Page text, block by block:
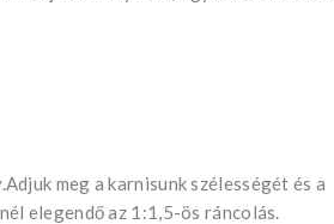
meg a karnisunk szélességét és a
elegendő az 1:1,5-ös ráncolás.